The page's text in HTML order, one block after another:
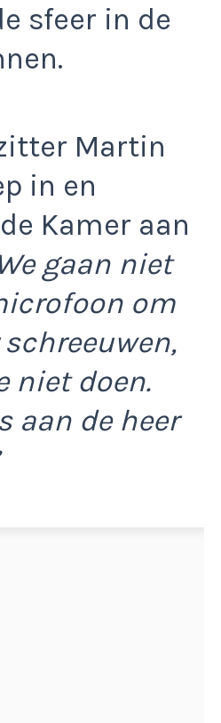
sfeer in de
Martin
in en
Kamer aan
gaan niet
om
niet doen.
aan de heer